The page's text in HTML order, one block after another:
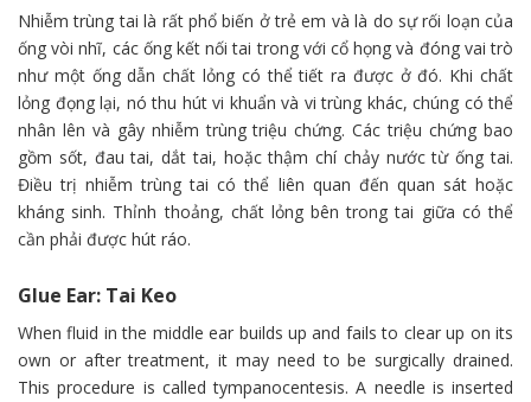
Nhiễm trùng tai là rất phổ biến ở trẻ em và là do sự rối loạn của
ống vòi nhĩ, các ống kết nối tai trong với cổ họng và đóng vai trò
như một ống dẫn chất lỏng có thể tiết ra được ở đó. Khi chất
lỏng đọng lại, nó thu hút vi khuẩn và vi trùng khác, chúng có thể
nhân lên và gây nhiễm trùng triệu chứng. Các triệu chứng bao
gồm sốt, đau tai, dắt tai, hoặc thậm chí chảy nước từ ống tai.
Điều trị nhiễm trùng tai có thể liên quan đến quan sát hoặc
kháng sinh. Thỉnh thoảng, chất lỏng bên trong tai giữa có thể
cần phải được hút ráo.
Glue Ear: Tai Keo
When fluid in the middle ear builds up and fails to clear up on its
own or after treatment, it may need to be surgically drained.
This procedure is called tympanocentesis. A needle is inserted